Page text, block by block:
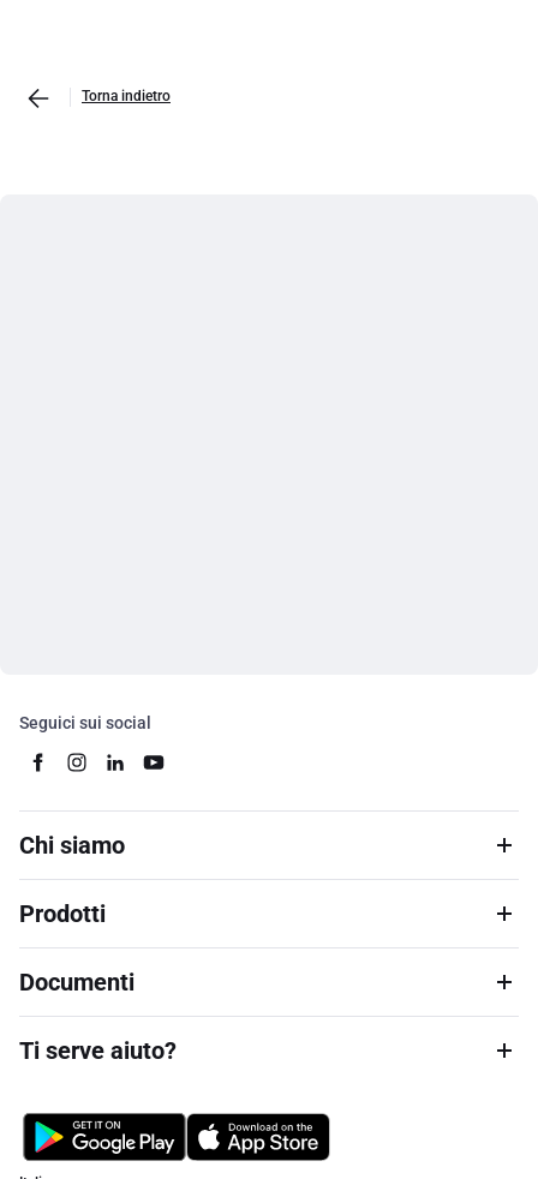
Torna indietro
Seguici sui social
Chi siamo
Prodotti
Documenti
Ti serve aiuto?